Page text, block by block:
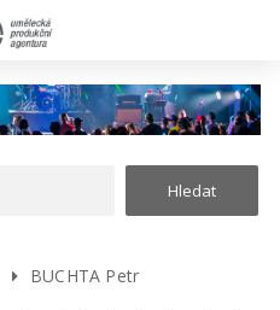
BUCHTA Petr